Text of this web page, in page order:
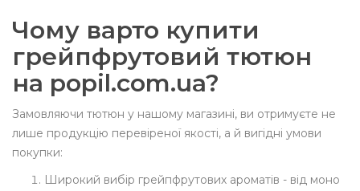
Чому варто купити
грейпфрутовий тютюн
на popil.com.ua?
Замовляючи тютюн у нашому магазині, ви отримуєте не
лише продукцію перевіреної якості, а й вигідні умови
покупки:
Широкий вибір грейпфрутових ароматів - від моно